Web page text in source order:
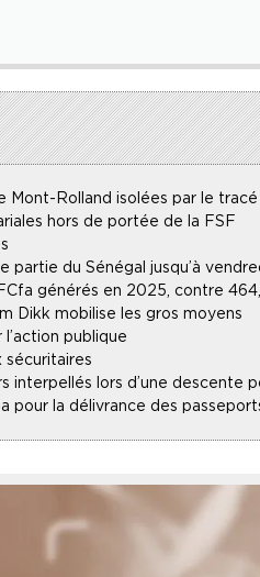
Mont-Rolland isolées par le tracé
hors de portée de la FSF
du Sénégal jusqu’à
générés en 2025, contre
Dikk mobilise les gros moyens
publique
sécuritaires
interpellés lors d’une descente
pour la délivrance des